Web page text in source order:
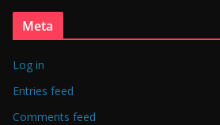
Meta
Log in
Entries feed
Comments feed